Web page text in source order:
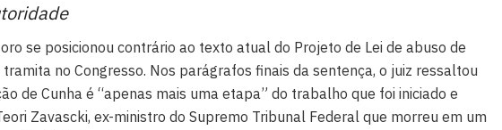
se posicionou contrário ao texto atual do Projeto de Lei de abuso de
no Congresso. Nos parágrafos finais da sentença, o juiz ressaltou
de Cunha é “apenas mais uma etapa” do trabalho que foi iniciado e
Zavascki, ex-ministro do Supremo Tribunal Federal que morreu em um